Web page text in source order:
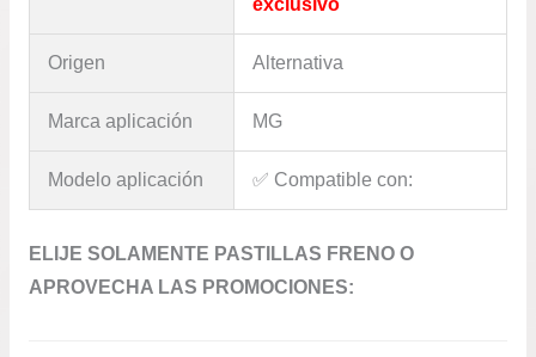
Origen Alternativa
Marca aplicación MG
Modelo aplicación ✅​ Compatible con:
ELIJE SOLAMENTE PASTILLAS FRENO O
APROVECHA LAS PROMOCIONES: